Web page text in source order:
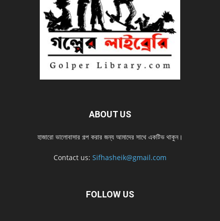
ABOUT US
হাজারো ভালোবাসার গল্প করার জন্য আমাদের সাথে একটিভ থাকুন।
Contact us: Sifhasheik@gmail.com
FOLLOW US